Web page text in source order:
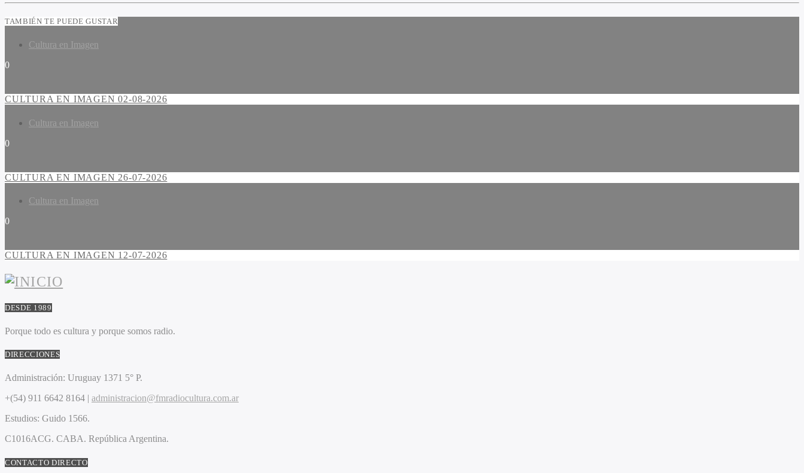
TAMBIÉN TE PUEDE GUSTAR
Cultura en Imagen
0
CULTURA EN IMAGEN 02-08-2026
Cultura en Imagen
0
CULTURA EN IMAGEN 26-07-2026
Cultura en Imagen
0
CULTURA EN IMAGEN 12-07-2026
DESDE 1989
Porque todo es cultura y porque somos radio.
DIRECCIONES
Administración: Uruguay 1371 5° P.
+(54) 911 6642 8164 | administracion@fmradiocultura.com.ar
Estudios: Guido 1566.
C1016ACG. CABA. República Argentina.
CONTACTO DIRECTO